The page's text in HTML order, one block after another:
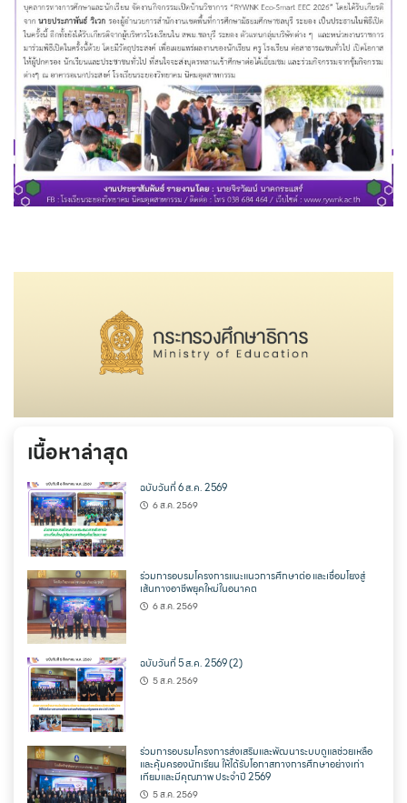
เนื้อหาล่าสุด
ฉบับวันที่ 6 ส.ค. 2569
6 ส.ค. 2569
ร่วมการอบรมโครงการแนะแนวการศึกษาต่อ และเชื่อมโยงสู่
เส้นทางอาชีพยุคใหม่ในอนาคต
6 ส.ค. 2569
ฉบับวันที่ 5 ส.ค. 2569 (2)
5 ส.ค. 2569
ร่วมการอบรมโครงการส่งเสริมและพัฒนาระบบดูแลช่วยเหลือ
และคุ้มครองนักเรียน ให้ได้รับโอกาสทางการศึกษาอย่างเท่า
เทียมและมีคุณภาพ ประจำปี 2569
5 ส.ค. 2569